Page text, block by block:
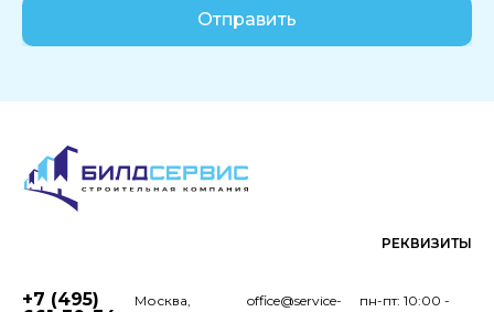
Отправить
РЕКВИЗИТЫ
+7 (495)
Москва,
пн-пт: 10:00 -
office@service-